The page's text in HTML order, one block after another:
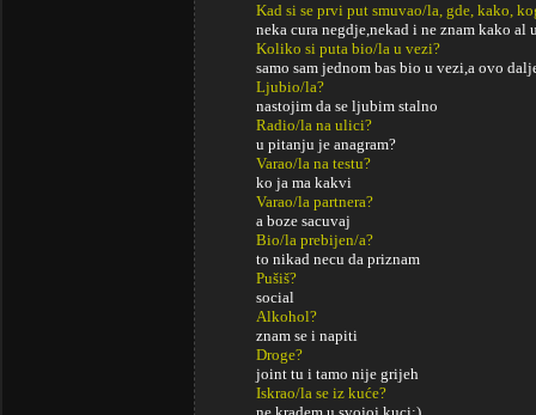
Kad si se prvi put smuvao/la, gde, kako,
neka cura negdje,nekad i ne znam kako al
Koliko si puta bio/la u vezi?
samo sam jednom bas bio u vezi,a ovo
Ljubio/la?
nastojim da se ljubim stalno
Radio/la na ulici?
u pitanju je anagram?
Varao/la na testu?
ko ja ma kakvi
Varao/la partnera?
a boze sacuvaj
Bio/la prebijen/a?
to nikad necu da priznam
Pušiš?
social
Alkohol?
znam se i napiti
Droge?
joint tu i tamo nije grijeh
Iskrao/la se iz kuće?